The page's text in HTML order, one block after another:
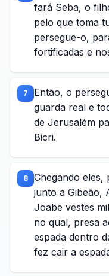
fará Seba, o
pelo que toma
persegue-o,
fortificadas e
7
Então, o
guarda real e
de Jerusalém
Bicri.
8
Chegando eles,
junto a Gibeão,
Joabe vestes
no qual, presa
espada dentro
fez cair a